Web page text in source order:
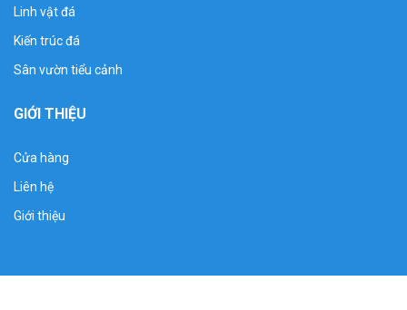
Linh vật đá
Kiến trúc đá
Sân vườn tiểu cảnh
GIỚI THIỆU
Cửa hàng
Liên hệ
Giới thiệu